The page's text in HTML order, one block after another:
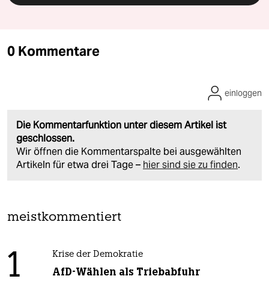
0 Kommentare
Die Kommentarfunktion unter diesem Artikel ist
geschlossen.
Wir öffnen die Kommentarspalte bei ausgewählten
Artikeln für etwa drei Tage – hier sind sie zu finden.
einloggen
meistkommentiert
1 Krise der Demokratie
AfD-Wählen als Triebabfuhr